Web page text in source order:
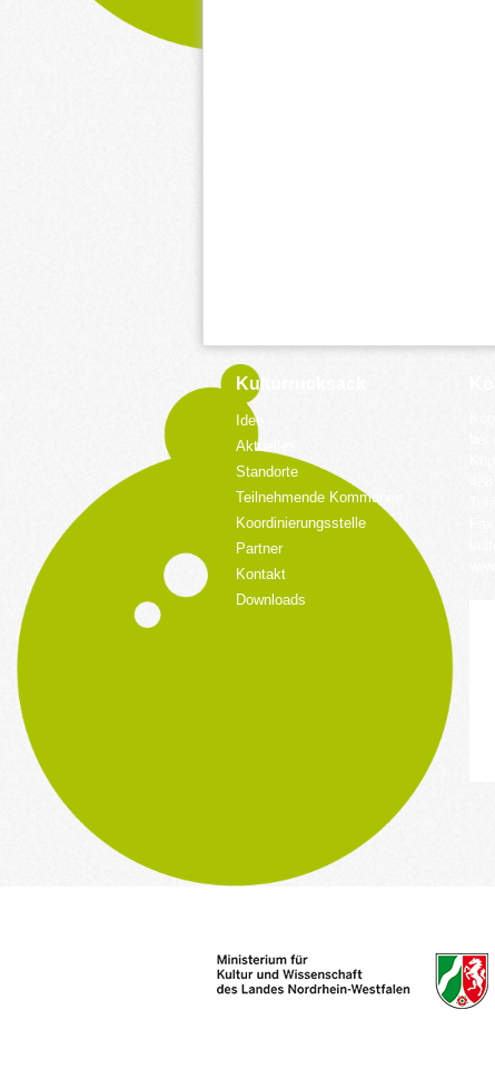
Kulturrucksack
Idee
Aktuelles
Standorte
Teilnehmende Kommunen
Koordinierungsstelle
Partner
Kontakt
Downloads